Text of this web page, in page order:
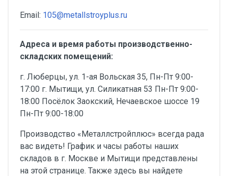
Email: 105@metallstroyplus.ru
Адреса и время работы производственно-
складских помещений:
г. Люберцы, ул. 1-ая Вольская 35, Пн-Пт 9:00-
17:00 г. Мытищи, ул. Силикатная 53 Пн-Пт 9:00-
18:00 Посёлок Заокский, Нечаевское шоссе 19
Пн-Пт 9:00-18:00
Производство «Металлстройплюс» всегда рада
вас видеть! График и часы работы наших
складов в г. Москве и Мытищи представлены
на этой странице. Также здесь вы найдете